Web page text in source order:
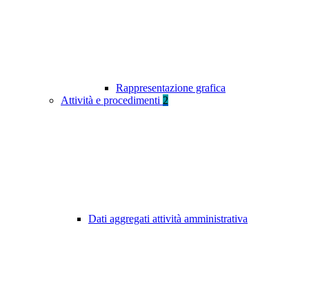
Rappresentazione grafica
Attività e procedimenti 2
Dati aggregati attività amministrativa